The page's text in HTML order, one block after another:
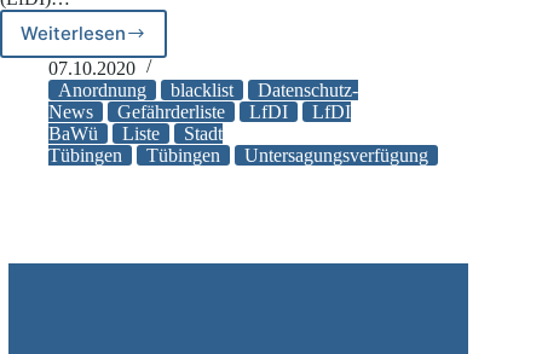
Weiterlesen
Die
Stadt
Tübingen
darf
keine
Liste
07.10.2020
Anordnung
blacklist
Datenschutz-
News
Gefährderliste LfDI
LfDI
BaWü
Liste
Stadt
Tübingen
Tübingen Untersagungsverfügung